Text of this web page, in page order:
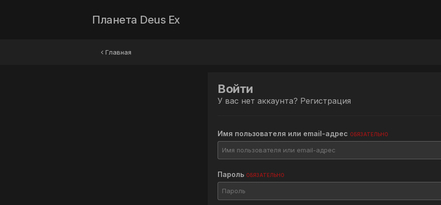
Планета Deus Ex
Главная
Войти
У вас нет аккаунта? Регистрация
Имя пользователя или email-адрес ОБЯЗАТЕЛЬНО
Пароль ОБЯЗАТЕЛЬНО